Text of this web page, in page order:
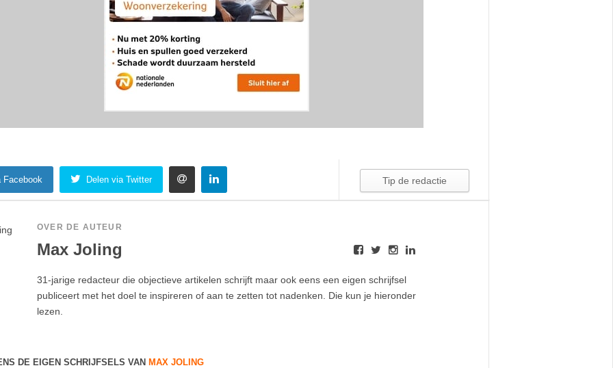
Facebook Delen via Twitter
OVER DE AUTEUR
Max Joling
31-jarige redacteur die objectieve artikelen schrijft maar ook eens een eigen schrijfsel
publiceert met het doel te inspireren of aan te zetten tot nadenken. Die kun je hieronder
lezen.
DE EIGEN SCHRIJFSELS VAN MAX JOLING